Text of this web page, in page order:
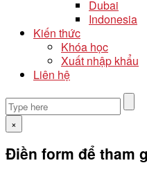
Dubai
Indonesia
Kiến thức
Khóa học
Xuất nhập khẩu
Liên hệ
×
Điền form để tham